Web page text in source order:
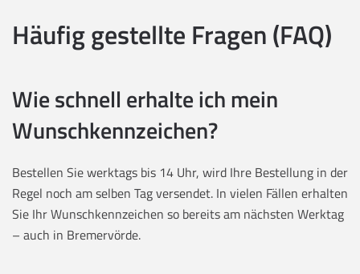
Häufig gestellte Fragen (FAQ)
Wie schnell erhalte ich mein
Wunschkennzeichen?
Bestellen Sie werktags bis 14 Uhr, wird Ihre Bestellung in der
Regel noch am selben Tag versendet. In vielen Fällen erhalten
Sie Ihr Wunschkennzeichen so bereits am nächsten Werktag
– auch in Bremervörde.